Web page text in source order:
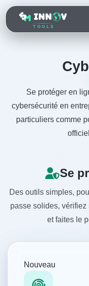
TOOLS
Se protéger en
cybersécurité en
particuliers comme
Se
Des outils simples,
passe solides,
et faites le
Nouveau